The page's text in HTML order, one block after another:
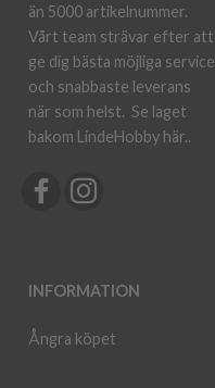
än 5000 artikelnummer.
Vårt team strävar efter att
ge dig bästa möjliga service
och snabbaste leverans
när som helst. Se laget
bakom LindeHobby här..
INFORMATION
Ångra köpet